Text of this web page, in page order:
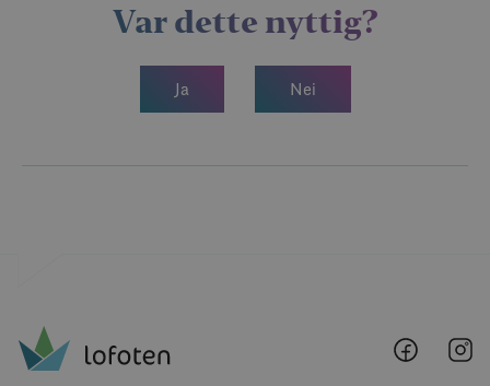
Var dette nyttig?
Ja Nei
Lofoten